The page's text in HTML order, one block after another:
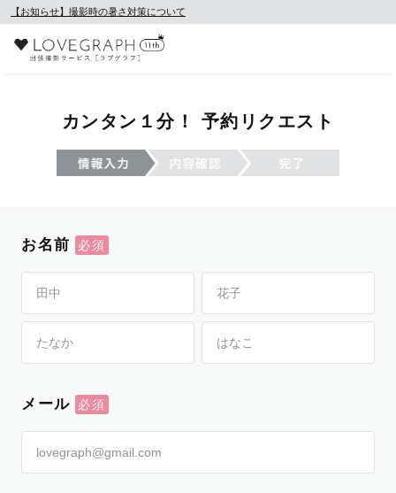
【お知らせ】撮影時の暑さ対策について
カンタン１分！ 予約リクエスト
お名前
メール